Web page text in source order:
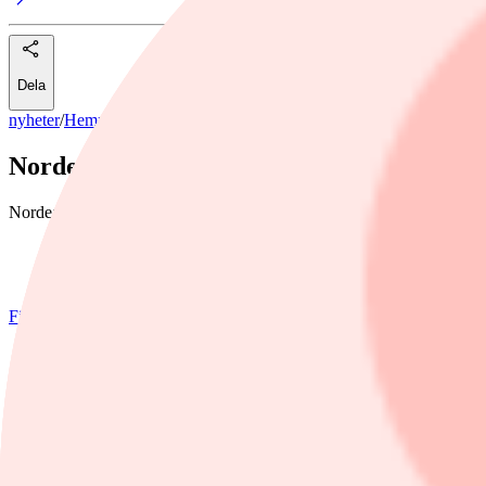
Dela
nyheter/Hemnet
Nordea sänker Hemnet till sälj – aktien
Nordea sänker sin rekommendation två steg för bostadsplattformen
Finwire